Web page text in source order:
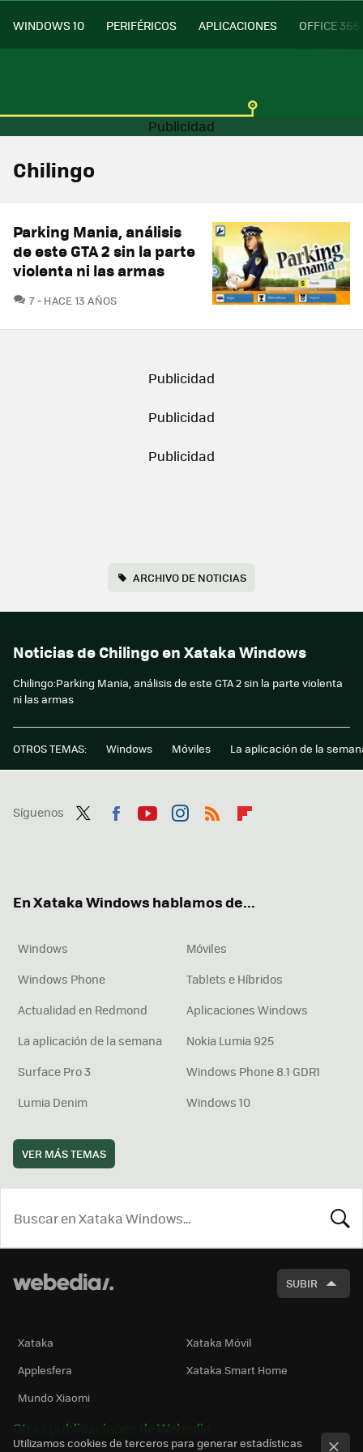
WINDOWS 10 PERIFÉRICOS APLICACIONES OFFICE 365
Chilingo
Parking Mania, análisis
de este GTA 2 sin la parte
violenta ni las armas
7COMENTARIOS
HACE 13 AÑOS
ARCHIVO DE NOTICIAS
Noticias de Chilingo en Xataka Windows
Chilingo:Parking Mania, análisis de este GTA 2 sin la parte violenta
ni las armas
OTROS TEMAS: Windows Móviles La aplicación de la
Síguenos
En Xataka Windows hablamos de...
Windows
Móviles
Windows Phone
Tablets e Híbridos
Actualidad en Redmond
Aplicaciones Windows
La aplicación de la semana
Nokia Lumia 925
Surface Pro 3
Windows Phone 8.1 GDR1
Lumia Denim
Windows 10
VER MÁS TEMAS
SUBIR
Xataka
Xataka Móvil
Applesfera
Xataka Smart Home
Mundo Xiaomi
Otras publicaciones de Webedia
Utilizamos cookies de terceros para generar estadísticas